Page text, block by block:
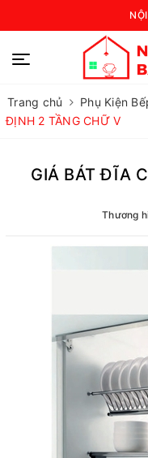
Trang chủ Phụ Kiện
ĐỊNH 2 TẦNG CHỮ V
GIÁ BÁT ĐĨA
Thương